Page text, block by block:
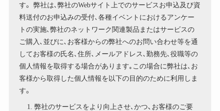
す。 弊社は､弊社のWebサイト上でのサービスお申込及び資
料送付のお申込みの受付､各種イベントにおけるアンケー
トの実施､弊社のネットワーク関連製品またはサービスの
ご購入､並びに､お客様からの弊社へのお問い合わせ等を通
してお客様の氏名､住所､メールアドレス､勤務先､役職等の
個人情報を取得する場合があります｡この場合に弊社は､お
客様から取得した個人情報を以下の目的のために利用しま
す。
弊社のサービスをより向上させ､かつ、お客様のご要